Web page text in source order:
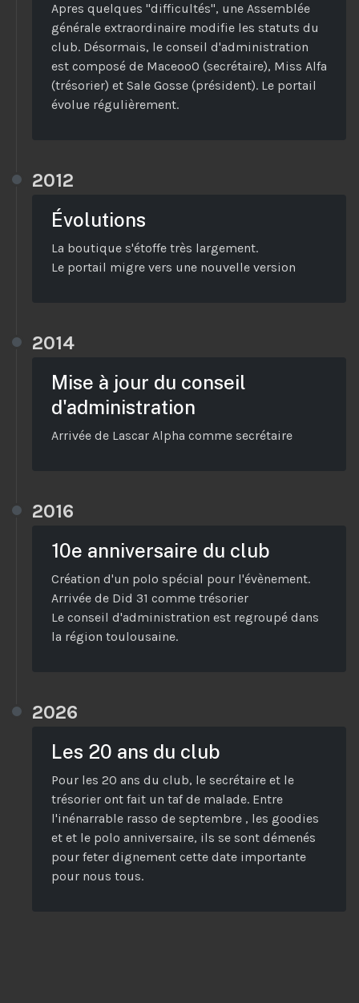
Apres quelques "difficultés", une Assemblée
générale extraordinaire modifie les statuts du
club. Désormais, le conseil d'administration
est composé de MaceooO (secrétaire), Miss Alfa
(trésorier) et Sale Gosse (président). Le portail
évolue régulièrement.
2012
Évolutions
La boutique s'étoffe très largement.
Le portail migre vers une nouvelle version
2014
Mise à jour du conseil
d'administration
Arrivée de Lascar Alpha comme secrétaire
2016
10e anniversaire du club
Création d'un polo spécial pour l'évènement.
Arrivée de Did 31 comme trésorier
Le conseil d'administration est regroupé dans
la région toulousaine.
2026
Les 20 ans du club
Pour les 20 ans du club, le secrétaire et le
trésorier ont fait un taf de malade. Entre
l'inénarrable rasso de septembre , les goodies
et et le polo anniversaire, ils se sont démenés
pour feter dignement cette date importante
pour nous tous.